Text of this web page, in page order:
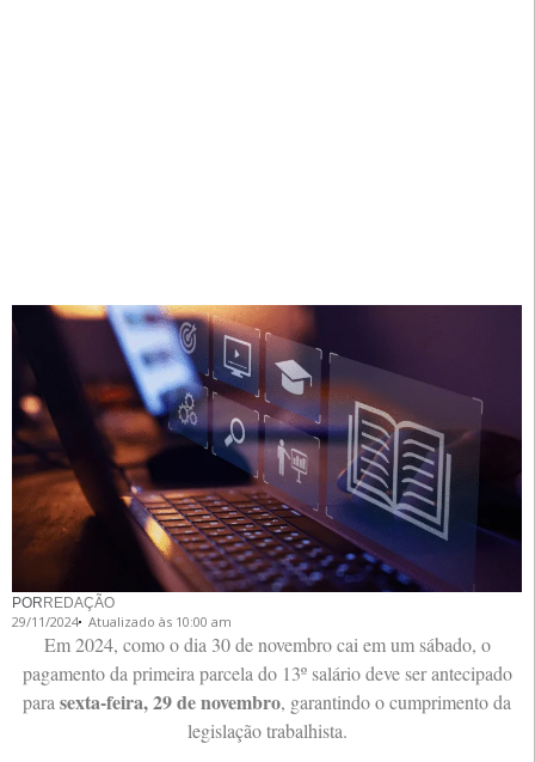
POR REDAÇÃO
29/11/2024 Atualizado às 10:00 am
Em 2024, como o dia 30 de novembro cai em um sábado, o
pagamento da primeira parcela do 13º salário deve ser antecipado
parasexta-feira, 29 de novembro, garantindo o cumprimento da
legislação trabalhista.